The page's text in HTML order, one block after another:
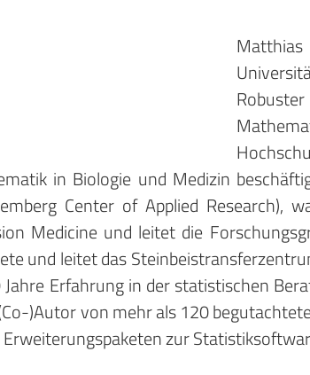
in Biologie und Medizin
Center of Applied Research),
Medicine und leitet die
und leitet das
Jahre Erfahrung in der statistischen
)Autor von mehr als 120
Erweiterungspaketen zur